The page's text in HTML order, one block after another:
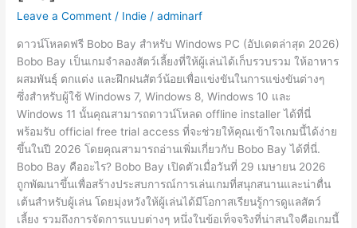
Leave a Comment / Indie /adminarf
ดาวน์โหลดฟรี Bobo Bay สำหรับ Windows PC (อัปเดตล่าสุด 2026)
Bobo Bay เป็นเกมจำลองสัตว์เลี้ยงที่ให้ผู้เล่นได้เก็บรวบรวม ให้อาหาร
ผสมพันธุ์ ตกแต่ง และฝึกฝนสัตว์น้อยเพื่อแข่งขันในการแข่งขันต่างๆ
ซึ่งสำหรับผู้ใช้ Windows 7, Windows 8, Windows 10 และ
Windows 11 นั้นคุณสามารถดาวน์โหลด offline installer ได้ที่นี่
พร้อมรับ official free trial access ที่จะช่วยให้คุณเข้าใจเกมนี้ได้ง่าย
ขึ้นในปี 2026 โดยคุณสามารถอ่านเพิ่มเกี่ยวกับ Bobo Bay ได้ที่นี่.
Bobo Bay คืออะไร? Bobo Bay เปิดตัวเมื่อวันที่ 29 เมษายน 2026
ถูกพัฒนาขึ้นเพื่อสร้างประสบการณ์การเล่นเกมที่สนุกสนานและน่าตื่น
เต้นสำหรับผู้เล่น โดยมุ่งหวังให้ผู้เล่นได้มีโอกาสเรียนรู้การดูแลสัตว์
เลี้ยง รวมถึงการจัดการแบบต่างๆ หนึ่งในข้อเท็จจริงที่น่าสนใจคือเกมนี้